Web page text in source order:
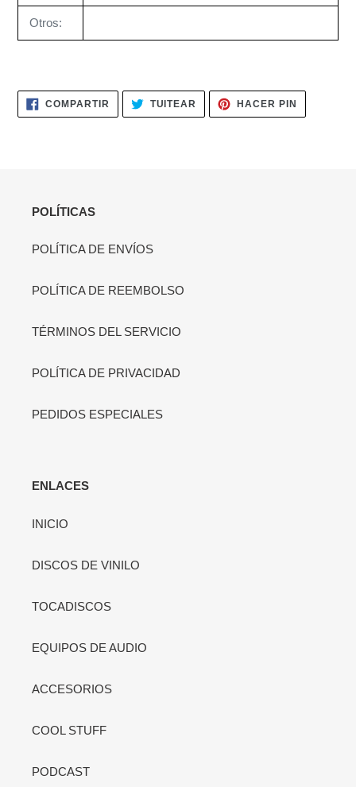
Otros:
COMPARTIR COMPARTIR
EN
FACEBOOK
TUITEAR TUITEAR
TWITTER
HACER PIN
PINTEREST
POLÍTICAS
POLÍTICA DE ENVÍOS
POLÍTICA DE REEMBOLSO
TÉRMINOS DEL SERVICIO
POLÍTICA DE PRIVACIDAD
PEDIDOS ESPECIALES
ENLACES
INICIO
DISCOS DE VINILO
TOCADISCOS
EQUIPOS DE AUDIO
ACCESORIOS
COOL STUFF
PODCAST